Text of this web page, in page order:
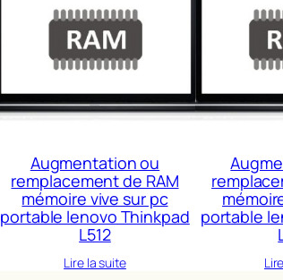
Augmentation ou
remplacement de RAM
mémoire vive sur pc
portable lenovo Thinkpad
L512
Lire la suite
portable